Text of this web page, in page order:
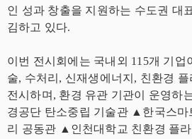
인 성과 창출을 지원하는 수도권 대
김하고 있다.
이번 전시회에는 국내외 115개 기업
술, 수처리, 신재생에너지, 친환경
전시하며, 환경 유관 기관이 운영하
경공단 탄소중립 기술관 ▲한국스마
리 공동관 ▲인천대학교 친환경 플